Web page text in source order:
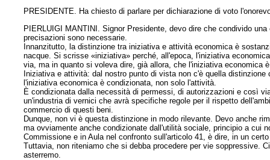
PRESIDENTE. Ha chiesto di parlare per dichiarazione di voto
PIERLUIGI MANTINI. Signor Presidente, devo dire che condivido
precisazioni sono necessarie.
Innanzitutto, la distinzione tra iniziativa e attività economica è
nacque. Si scrisse «iniziativa» perché, all'epoca, l'iniziativa
via, ma in quanto si voleva dire, già allora, che l'iniziativa economica
Iniziativa e attività: dal nostro punto di vista non c'è quella
l'iniziativa economica è condizionata, non solo l'attività.
È condizionata dalla necessità di permessi, di autorizzazioni e così
un'industria di vernici che avrà specifiche regole per il rispetto
commercio di questi beni.
Dunque, non vi è questa distinzione in modo rilevante. Devo anche
ma ovviamente anche condizionate dall'utilità sociale, principio a cui
Commissione e in Aula nel confronto sull'articolo 41, è dire, in un
Tuttavia, non riteniamo che si debba procedere per vie soppressive.
asterremo.